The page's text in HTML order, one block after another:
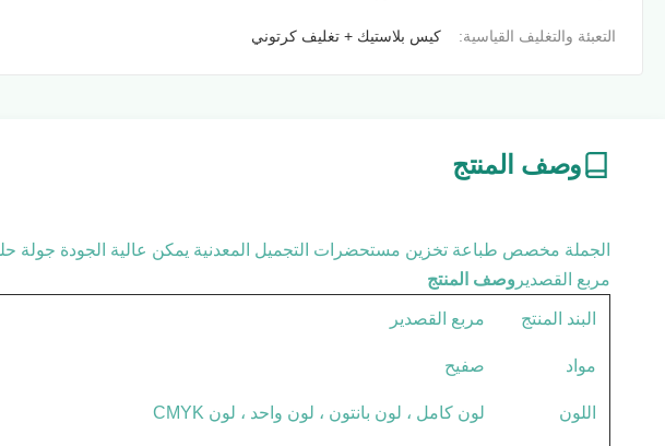
التعبئة والتغليف القياسية: كيس بلاستيك + تغليف كرتوني
وصف المنتج
الجملة مخصص طباعة تخزين مستحضرات التجميل المعدنية يمكن عالية الجودة
مربع القصدير وصف المنتج
البند المنتج مربع القصدير
مواد صفيح
اللون لون كامل ، لون بانتون ، لون واحد ، لون CMYK